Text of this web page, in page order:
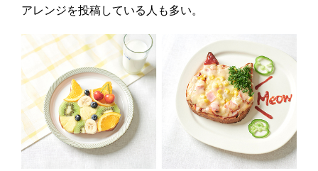
アレンジを投稿している人も多い。